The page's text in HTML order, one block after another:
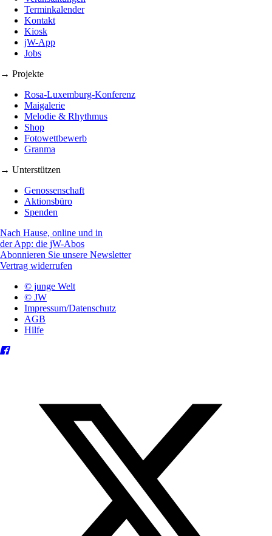
Terminkalender
Kontakt
Kiosk
jW-App
Jobs
→ Projekte
Rosa-Luxemburg-Konferenz
Maigalerie
Melodie & Rhythmus
Shop
Fotowettbewerb
Granma
→ Unterstützen
Genossenschaft
Aktionsbüro
Spenden
Nach Hause, online und in
der App: die jW-Abos
Abonnieren Sie unsere Newsletter
Vertrag widerrufen
© junge Welt
© JW
Impressum/Datenschutz
AGB
Hilfe